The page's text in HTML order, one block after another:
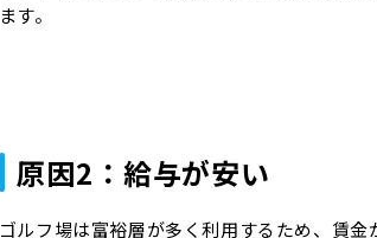
ます。
原因2：給与が安い
ゴルフ場は富裕層が多く利用するため、賃